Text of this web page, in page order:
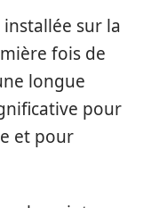
sur la
fois de
longue
pour
et pour